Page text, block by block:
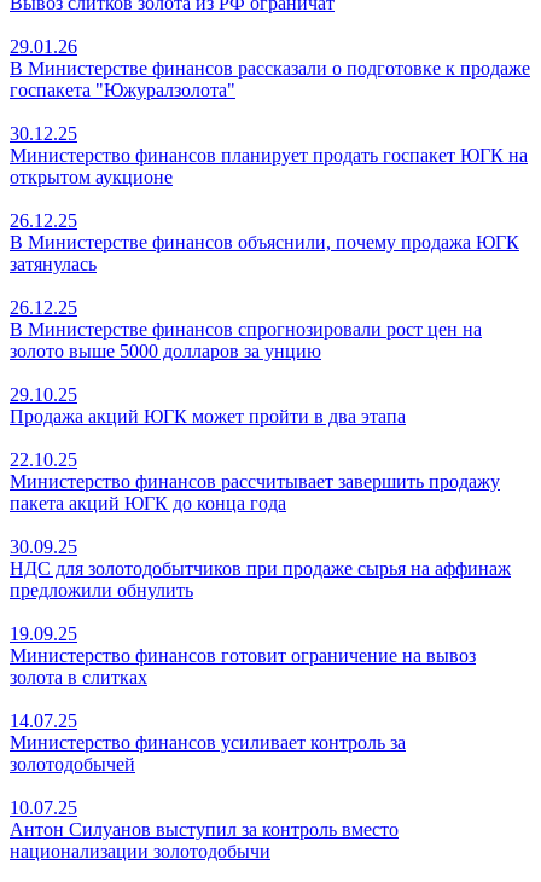
29.01.26
В Министерстве финансов рассказали о подготовке к продаже
госпакета "Южуралзолота"
30.12.25
Министерство финансов планирует продать госпакет ЮГК на
открытом аукционе
26.12.25
В Министерстве финансов объяснили, почему продажа ЮГК
затянулась
26.12.25
В Министерстве финансов спрогнозировали рост цен на
золото выше 5000 долларов за унцию
29.10.25
Продажа акций ЮГК может пройти в два этапа
22.10.25
Министерство финансов рассчитывает завершить продажу
пакета акций ЮГК до конца года
30.09.25
НДС для золотодобытчиков при продаже сырья на аффинаж
предложили обнулить
19.09.25
Министерство финансов готовит ограничение на вывоз
золота в слитках
14.07.25
Министерство финансов усиливает контроль за
золотодобычей
10.07.25
Антон Силуанов выступил за контроль вместо
национализации золотодобычи